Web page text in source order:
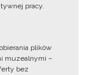
pracy.
plików
muzealnymi –
bez